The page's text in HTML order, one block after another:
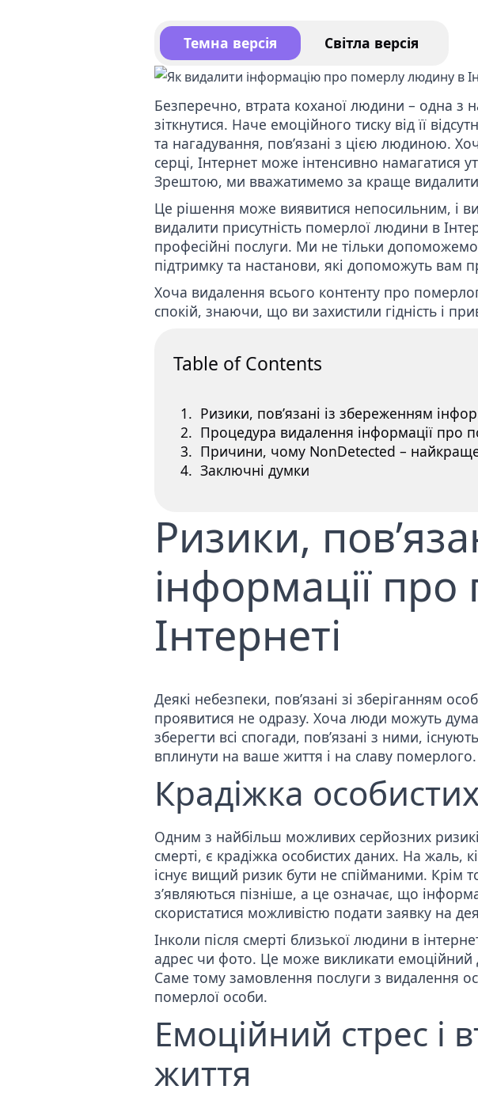
Послуга з видалення
Темна версія Світла версія
Безперечно, втрата коханої людини – одна
зіткнутися. Наче емоційного тиску від її
та нагадування, пов’язані з цією людиною.
серці, Інтернет може інтенсивно намагатися
Зрештою, ми вважатимемо за краще видалити
Це рішення може виявитися непосильним, і
видалити присутність померлої людини в
професійні послуги. Ми не тільки
підтримку та настанови, які допоможуть вам
Хоча видалення всього контенту про
спокій, знаючи, що ви захистили гідність і
Table of Contents
Ризики, пов’язані із збереженням
Процедура видалення інформації про
Причини, чому NonDetected –
Заключні думки
Ризики,
інформації
Інтернеті
Деякі небезпеки, пов’язані зі зберіганням
проявитися не одразу. Хоча люди можуть
зберегти всі спогади, пов’язані з ними,
вплинути на ваше життя і на славу померлого.
Крадіжка
Одним з найбільш можливих серйозних
смерті, є крадіжка особистих даних. На
існує вищий ризик бути не спійманими. Крім
з’являються пізніше, а це означає, що
скористатися можливістю подати заявку на
Інколи після смерті близької людини в
адрес чи фото. Це може викликати
Саме тому замовлення послуги з видалення
померлої особи.
Емоційний стрес і
життя